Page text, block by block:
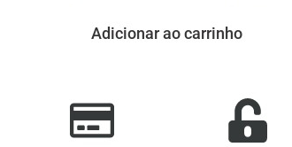
Adicionar ao carrinho